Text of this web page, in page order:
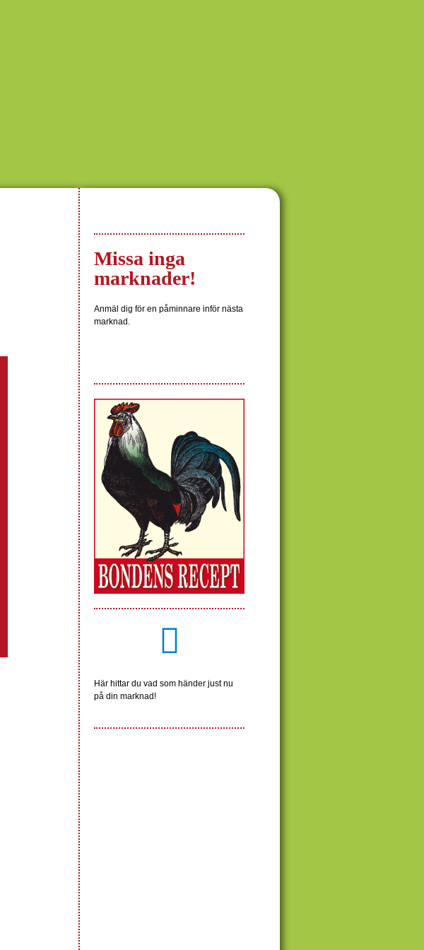
Missa inga
marknader!
Anmäl dig för en påminnare inför nästa
marknad.
Här hittar du vad som händer just nu
på din marknad!